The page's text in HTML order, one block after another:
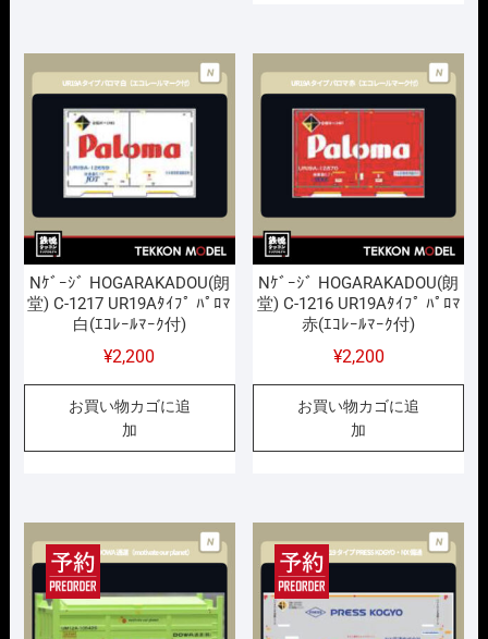
し
た。
で
す。
で
し
た。
¥1,760
で
す。
Nｹﾞｰｼﾞ HOGARAKADOU(朗
堂) C-1217 UR19Aﾀｲﾌﾟ ﾊﾟﾛﾏ
白(ｴｺﾚｰﾙﾏｰｸ付)
¥2,200
お買い物カゴに追
加
Nｹﾞｰｼﾞ HOGARAKADOU(朗
堂) C-1216 UR19Aﾀｲﾌﾟ ﾊﾟﾛﾏ
赤(ｴｺﾚｰﾙﾏｰｸ付)
¥2,200
お買い物カゴに追
加